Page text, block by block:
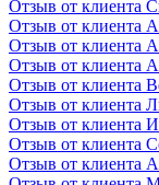
Отзыв от клиента
Отзыв от клиента
Отзыв от клиента
Отзыв от клиента
Отзыв от клиента
Отзыв от клиента
Отзыв от клиента
Отзыв от клиента
Отзыв от клиента